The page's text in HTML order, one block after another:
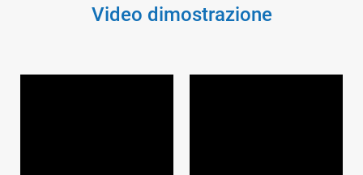
Video dimostrazione